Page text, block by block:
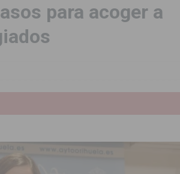
para las mujeres víctimas de violencia
de la CV-95 entre Orihuela y
con torneos de fútbol sala
PILAR
para acoger a